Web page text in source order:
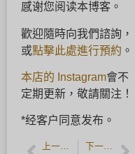
感谢您阅读本博客。
歡迎隨時向我們諮詢，
或點擊此處進行預約 。
本店的 Instagram會不
定期更新，敬請關注！
*经客户同意发布。